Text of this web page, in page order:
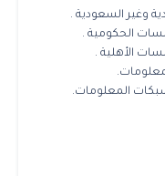
وغير السعودية .
الحكومية .
الأهلية .
المعلومات.